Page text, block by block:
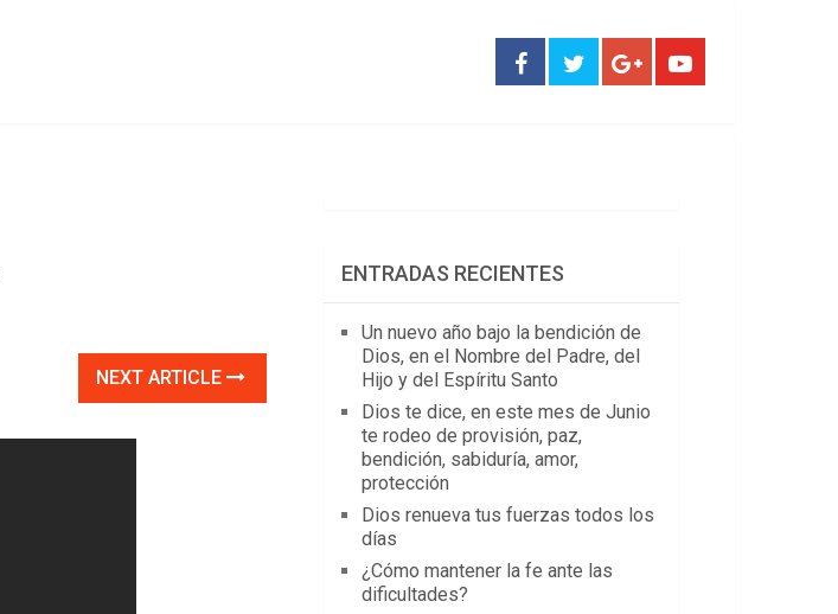
NEXT ARTICLE
ENTRADAS RECIENTES
Un nuevo año bajo la bendición de
Dios, en el Nombre del Padre, del
Hijo y del Espíritu Santo
Dios te dice, en este mes de Junio
te rodeo de provisión, paz,
bendición, sabiduría, amor,
protección
Dios renueva tus fuerzas todos los
días
¿Cómo mantener la fe ante las
dificultades?